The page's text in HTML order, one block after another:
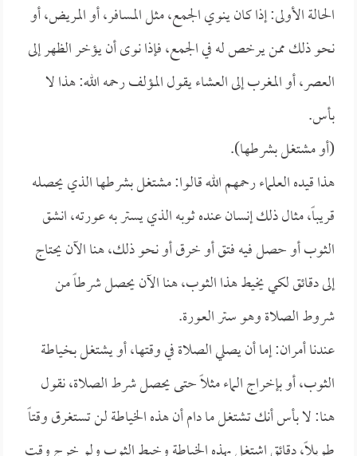
الحالة الأولى: إذا كان ينوي الجمع، مثل المسافر، أو المريض، أو
نحو ذلك ممن يرخص له في الجمع، فإذا نوى أن يؤخر الظهر إلى
العصر، أو المغرب إلى العشاء يقول المؤلف رحمه الله: هذا لا
بأس.
(أو مشتغل بشرطها).
هذا قيده العلماء رحمهم الله قالوا: مشتغل بشرطها الذي يحصله
قريباً، مثال ذلك إنسان عنده ثوبه الذي يستر به عورته، انشق
الثوب أو حصل فيه فتق أو خرق أو نحو ذلك، هنا الآن يحتاج
إلى دقائق لكي يخيط هذا الثوب، هنا الآن يحصل شرطاً من
شروط الصلاة وهو ستر العورة.
عندنا أمران: إما أن يصلي الصلاة في وقتها، أو يشتغل بخياطة
الثوب، أو بإخراج الماء مثلاً حتى يحصل شرط الصلاة، نقول
هنا: لا بأس أنك تشتغل ما دام أن هذه الخياطة لن تستغرق وقتاً